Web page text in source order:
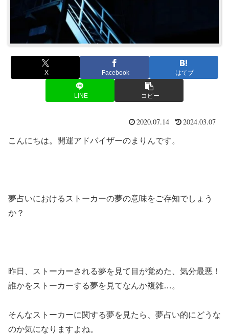
X Facebook はてブ
LINE コピー
2020.07.14 2024.03.07
こんにちは。開運アドバイザーのまりんです。
夢占いにおけるストーカーの夢の意味をご存知でしょう
か？
昨日、ストーカーされる夢を見て目が覚めた、気分最悪！
誰かをストーカーする夢を見てなんか複雑…。
そんなストーカーに関する夢を見たら、夢占い的にどうな
のか気になりますよね。